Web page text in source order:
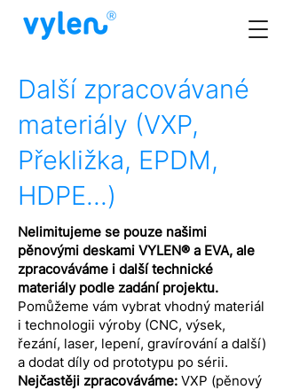
Další zpracovávané
materiály (VXP,
Překližka, EPDM,
HDPE...)
Nelimitujeme se pouze našimi
pěnovými deskami VYLEN® a EVA, ale
zpracováváme i další technické
materiály podle zadání projektu.
Pomůžeme vám vybrat vhodný materiál
i technologii výroby (CNC, výsek,
řezání, laser, lepení, gravírování a další)
a dodat díly od prototypu po sérii.
Nejčastěji zpracováváme: VXP (pěnový